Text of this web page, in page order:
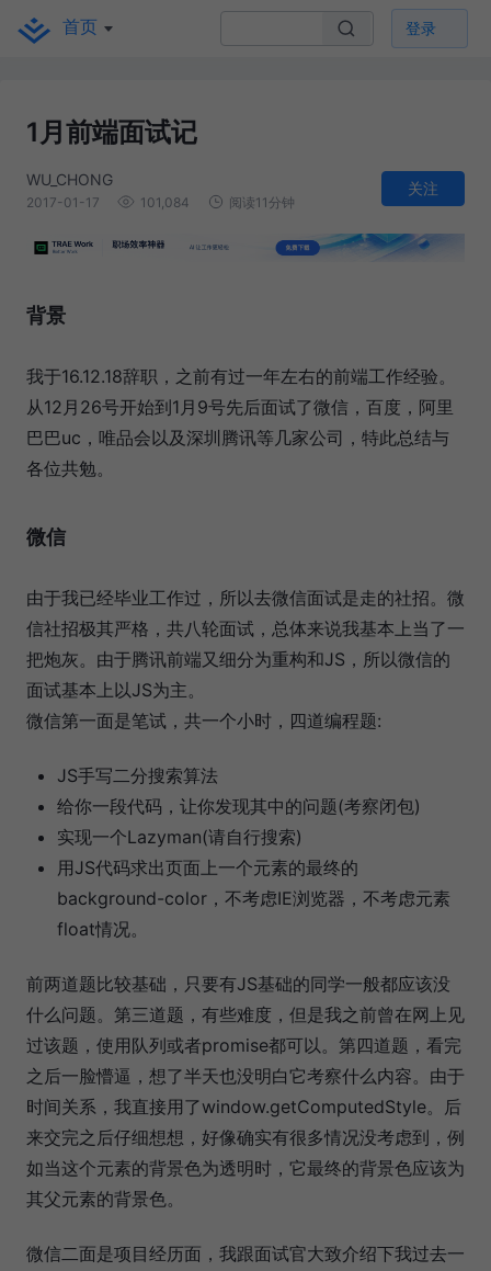
首页 登录
1月前端面试记
WU_CHONG
2017-01-17 101,084 阅读11分钟
关注
背景
我于16.12.18辞职，之前有过一年左右的前端工作经验。
从12月26号开始到1月9号先后面试了微信，百度，阿里
巴巴uc，唯品会以及深圳腾讯等几家公司，特此总结与
各位共勉。
微信
由于我已经毕业工作过，所以去微信面试是走的社招。微
信社招极其严格，共八轮面试，总体来说我基本上当了一
把炮灰。由于腾讯前端又细分为重构和JS，所以微信的
面试基本上以JS为主。
微信第一面是笔试，共一个小时，四道编程题:
JS手写二分搜索算法
给你一段代码，让你发现其中的问题(考察闭包)
实现一个Lazyman(请自行搜索)
用JS代码求出页面上一个元素的最终的
background-color，不考虑IE浏览器，不考虑元素
float情况。
前两道题比较基础，只要有JS基础的同学一般都应该没
什么问题。第三道题，有些难度，但是我之前曾在网上见
过该题，使用队列或者promise都可以。第四道题，看完
之后一脸懵逼，想了半天也没明白它考察什么内容。由于
时间关系，我直接用了window.getComputedStyle。后
来交完之后仔细想想，好像确实有很多情况没考虑到，例
如当这个元素的背景色为透明时，它最终的背景色应该为
其父元素的背景色。
微信二面是项目经历面，我跟面试官大致介绍下我过去一